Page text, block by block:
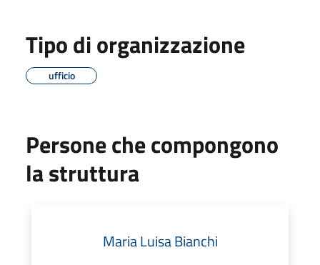
Tipo di organizzazione
ufficio
Persone che compongono
la struttura
Maria Luisa Bianchi